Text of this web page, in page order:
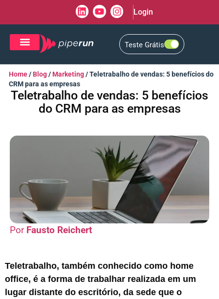
Login
Teste Grátis
Home/ Blog/ Marketing/Teletrabalho de vendas: 5 benefícios do
CRM para as empresas
Teletrabalho de vendas: 5 benefícios
do CRM para as empresas
Fausto Reichert
Teletrabalho, também conhecido como home
office, é a forma de trabalhar realizada em um
lugar distante do escritório, da sede que o